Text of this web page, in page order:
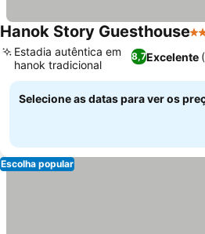
Hanok Story Guesthouse3
8,7Excelente
Estadia autêntica em
hanok tradicional
Selecione as datas para ver os
Escolha popular